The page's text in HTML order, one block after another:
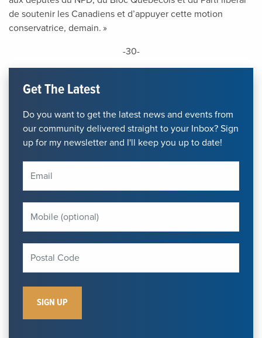
de soutenir les Canadiens et d’appuyer cette motion
conservatrice, demain. »
-30-
Get The Latest
Do you want to get the latest news and events from
our community delivered straight to your Inbox? Sign
up for my newsletter and I'll keep you up to date!